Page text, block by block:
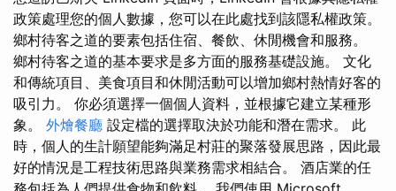
政策處理您的個人數據，您可以在此處找到該隱私權政策。
鄉村待客之道的要素包括住宿、餐飲、休閒機會和服務。
鄉村待客之道的基本要求是多方面的服務基礎設施。 文化
和傳統項目、美食項目和休閒活動可以增加鄉村熱情好客的
吸引力。 你必須選擇一個個人資料，並根據它建立某種形
象。 外燴餐廳 設定檔的選擇取決於功能和潛在需求。 此
時，個人的生計願望能夠滿足村莊的聚落發展思路，因此最
好的情況是工程技術思路與業務需求相結合。 酒店業的任